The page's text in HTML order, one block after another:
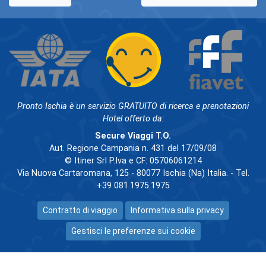
Pronto Ischia è un servizio GRATUITO di ricerca e prenotazioni
Hotel offerto da:
Secure Viaggi T.O.
Aut. Regione Campania n. 431 del 17/09/08
© Itiner Srl P.Iva e CF: 05706061214
Via Nuova Cartaromana, 125 - 80077 Ischia (Na) Italia. - Tel.
+39 081.1975.1975
Contratto di viaggio Informativa sulla privacy
Gestisci le preferenze sui cookie